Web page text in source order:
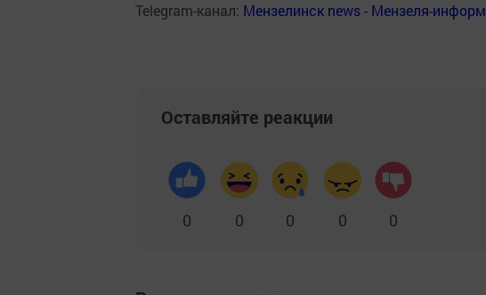
Telegram-канал: Мензелинск news - Мензеля-информ
Оставляйте реакции
0 0 0 0 0